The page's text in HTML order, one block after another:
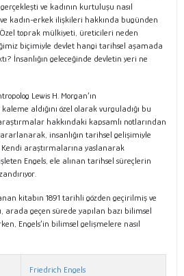
ve kadının kurtuluşu nasıl
kadın-erkek ilişkileri hakkında bugünden
toprak mülkiyeti, üreticileri neden
biçimiyle devlet hangi tarihsel aşamada
İnsanlığın geleceğinde devletin yeri ne
Lewis H. Morgan’ın
aldığını özel olarak vurguladığı bu
hakkındaki kapsamlı notlarından
insanlığın tarihsel gelişimiyle
Kendi araştırmalarına yaslanarak
Engels, ele alınan tarihsel süreçlerin
kitabın 1891 tarihli gözden geçirilmiş ve
arada geçen sürede yapılan bazı bilimsel
Engels’in bilimsel gelişmelere nasıl
Friedrich Engels